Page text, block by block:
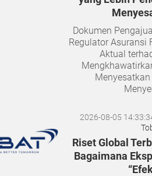
Dokumen
Regulator Asuransi
Aktual
2026-08-05
Riset Global
Bagaimana